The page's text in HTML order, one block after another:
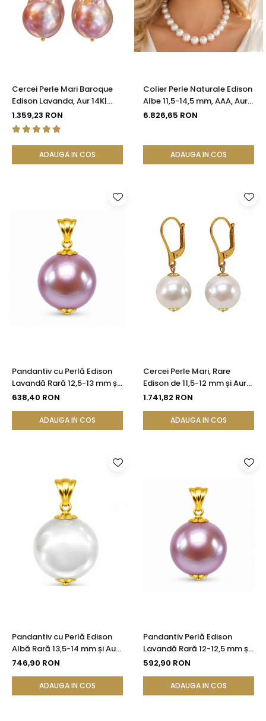
Cercei Perle Mari Baroque
Edison Lavanda, Aur 14K|
KASKADDA®
1.359,23 RON
ADAUGA IN COS
Colier Perle Naturale Edison
Albe 11,5-14,5 mm, AAA, Aur
Galben 14K | KASKADDA®
6.826,65 RON
ADAUGA IN COS
Pandantiv cu Perlă Edison
Lavandă Rară 12,5-13 mm și
Aur Galben 14K (aur 585) |
638,40 RON
ADAUGA IN COS
Cercei Perle Mari, Rare
Edison de 11,5-12 mm și Aur
Galben 14K, Bijuterie de
1.741,82 RON
ADAUGA IN COS
Pandantiv cu Perlă Edison
Albă Rară 13,5-14 mm și Aur
Galben 14K (aur 585) |
746,90 RON
ADAUGA IN COS
Pandantiv Perlă Edison
Lavandă Rară 12-12,5 mm și
Aur 14K (aur 585) |
592,90 RON
ADAUGA IN COS